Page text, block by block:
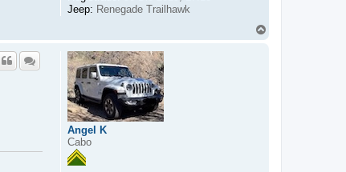
Jeep: Renegade Trailhawk
Angel K
Cabo